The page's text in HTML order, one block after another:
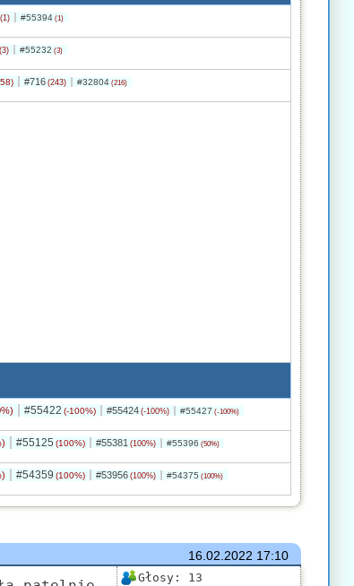
(1) #55394 (1)
(3) #55232 (3)
#716 (243) #32804 (216)
#55422 (-100%) #55424 (-100%) #55427 (-100%)
#55125 (100%) #55381 (100%) #55396 (50%)
#54359 (100%) #53956 (100%) #54375 (100%)
16.02.2022 17:10
Głosy: 13